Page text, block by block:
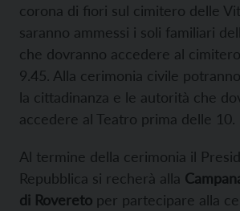
corona di fiori sul cimitero delle
saranno ammessi i soli familiari
che dovranno accedere al
9.45. Alla cerimonia civile
la cittadinanza e le autorità che
accedere al Teatro prima delle 10.
Al termine della cerimonia il
Repubblica si recherà alla
di Rovereto per partecipare alla